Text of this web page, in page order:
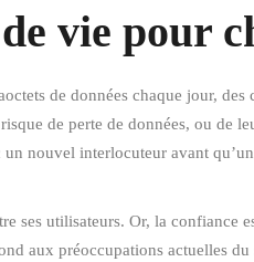
vie pour
de données chaque jour,
de perte de données, ou
nouvel interlocuteur avant
ses utilisateurs. Or, la confiance
aux préoccupations actuelles